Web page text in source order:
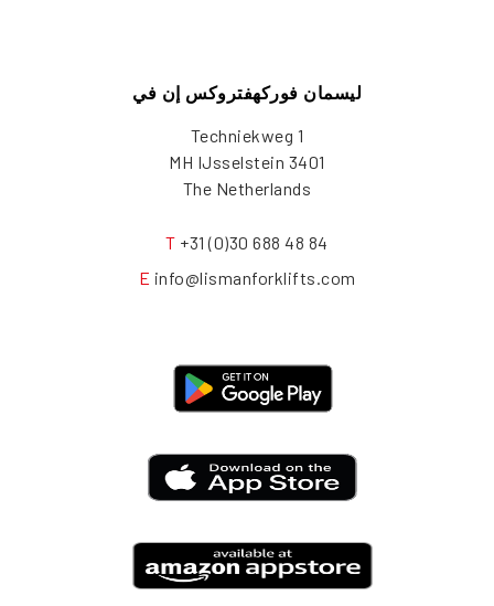
ليسمان فوركهفتروكس إن في
Techniekweg 1
3401 MH IJsselstein
The Netherlands
T +31 (0)30 688 48 84
E info@lismanforklifts.com